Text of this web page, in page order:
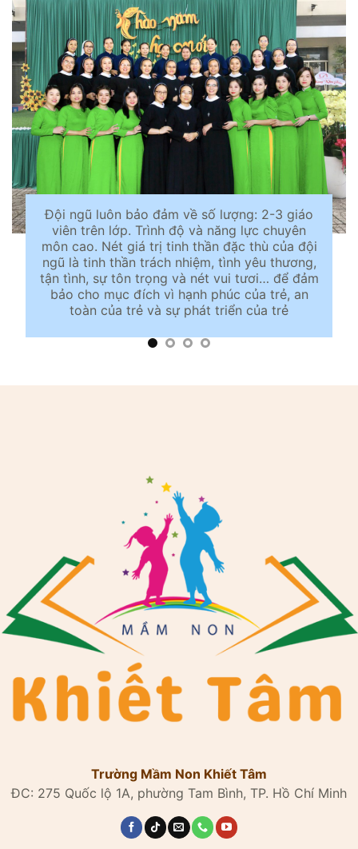
Đội ngũ luôn bảo đảm về số lượng: 2-3 giáo
viên trên lớp. Trình độ và năng lực chuyên
môn cao. Nét giá trị tinh thần đặc thù của đội
ngũ là tinh thần trách nhiệm, tình yêu thương,
tận tình, sự tôn trọng và nét vui tươi… để đảm
bảo cho mục đích vì hạnh phúc của trẻ, an
toàn của trẻ và sự phát triển của trẻ
Trường Mầm Non Khiết Tâm
ĐC: 275 Quốc lộ 1A, phường Tam Bình, TP. Hồ Chí Minh